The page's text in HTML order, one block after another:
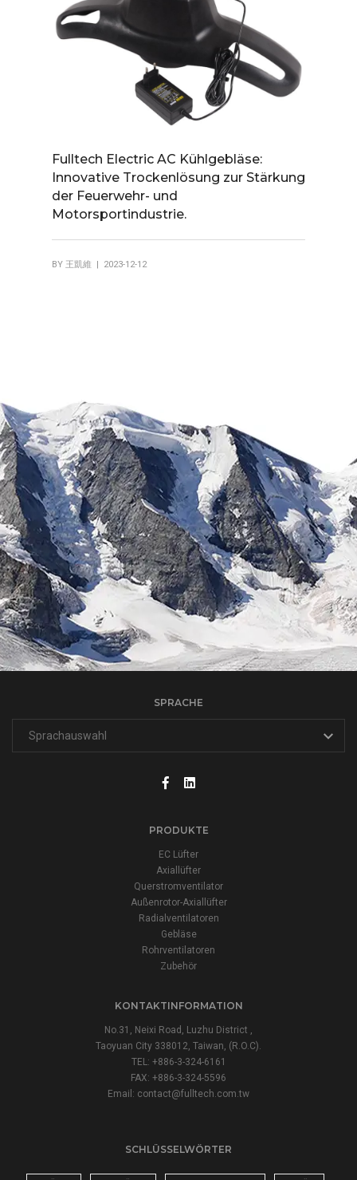
Fulltech Electric AC Kühlgebläse:
Innovative Trockenlösung zur Stärkung
der Feuerwehr- und
Motorsportindustrie.
BY 王凱維 | 2023-12-12
SPRACHE
PRODUKTE
EC Lüfter
Axiallüfter
Querstromventilator
Außenrotor-Axiallüfter
Radialventilatoren
Gebläse
Rohrventilatoren
Zubehör
KONTAKTINFORMATION
No.31, Neixi Road, Luzhu District ,
Taoyuan City 338012, Taiwan, (R.O.C).
TEL: +886-3-324-6161
FAX: +886-3-324-5596
Email: contact@fulltech.com.tw
SCHLÜSSELWÖRTER